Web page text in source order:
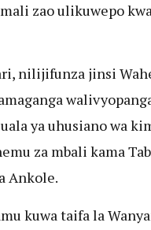
zao ulikuwepo
nilijifunza jinsi
ya uhusiano wa
za mbali kama
Ankole.
kuwa taifa la